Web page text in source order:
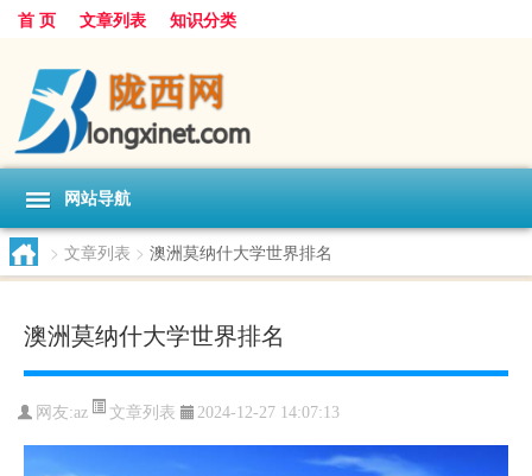
首 页 文章列表 知识分类
网站导航
> 文章列表 > 澳洲莫纳什大学世界排名
澳洲莫纳什大学世界排名
网友:az 文章列表 2024-12-27 14:07:13